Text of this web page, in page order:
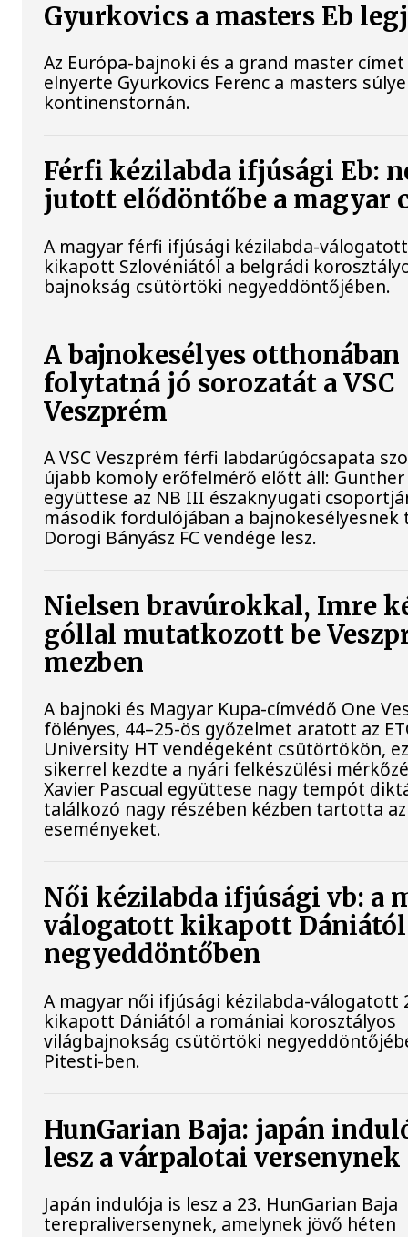
Gyurkovics a masters Eb
Az Európa-bajnoki és a grand master
elnyerte Gyurkovics Ferenc a masters
kontinenstornán.
Férfi kézilabda ifjúsági Eb:
jutott elődöntőbe a magyar
A magyar férfi ifjúsági kézilabda-
kikapott Szlovéniától a belgrádi
bajnokság csütörtöki negyeddöntőjében.
A bajnokesélyes otthonában
folytatná jó sorozatát a VSC
Veszprém
A VSC Veszprém férfi labdarúgócsapata
újabb komoly erőfelmérő előtt áll:
együttese az NB III északnyugati
második fordulójában a
Dorogi Bányász FC vendége lesz.
Nielsen bravúrokkal, Imre
góllal mutatkozott be
mezben
A bajnoki és Magyar Kupa-címvédő One
fölényes, 44–25-ös győzelmet aratott az
University HT vendégeként csütörtökön,
sikerrel kezdte a nyári felkészülési
Xavier Pascual együttese nagy tempót
találkozó nagy részében kézben tartotta az
eseményeket.
Női kézilabda ifjúsági vb: a
válogatott kikapott Dániától
negyeddöntőben
A magyar női ifjúsági kézilabda-válogatott
kikapott Dániától a romániai korosztályos
világbajnokság csütörtöki
Pitesti-ben.
HunGarian Baja: japán
lesz a várpalotai versenynek
Japán indulója is lesz a 23. HunGarian Baja
terepraliversenynek, amelynek jövő héten